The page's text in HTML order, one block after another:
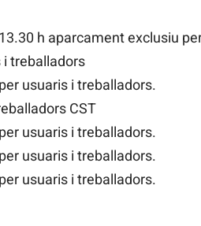
h aparcament exclusiu
i treballadors
usuaris i treballadors.
CST
usuaris i treballadors.
usuaris i treballadors.
usuaris i treballadors.